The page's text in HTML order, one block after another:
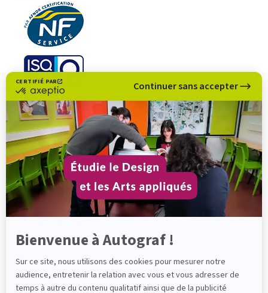
CERTIFIÉ PAR
certifié
Axeptio
-
En
savoir
plus
sur
Axeptio
Continuer sans accepter
Bienvenue à Autograf !
Sur ce site, nous utilisons des cookies pour mesurer notre
audience, entretenir la relation avec vous et vous adresser de
temps à autre du contenu qualitatif ainsi que de la publicité